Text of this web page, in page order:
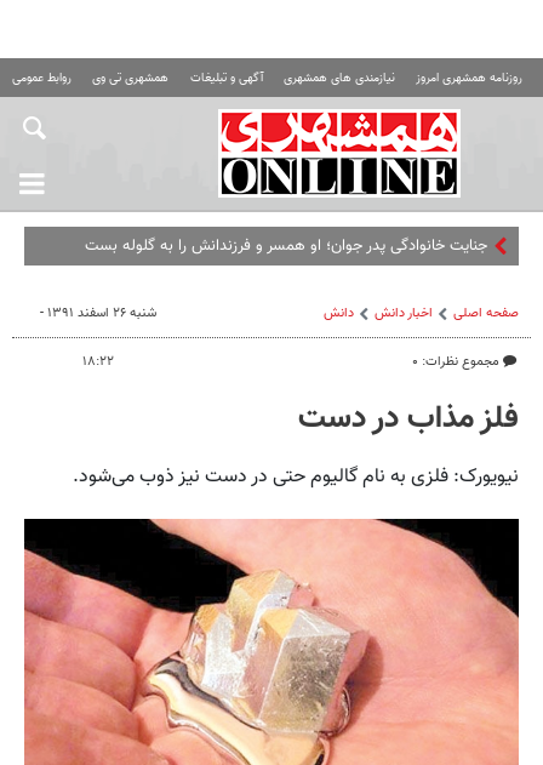
روزنامه همشهری امروز نیازمندی های همشهری آگهی و تبلیغات همشهری تی وی روابط عمومی
جنایت خانوادگی پدر جوان؛ او همسر و فرزندانش را به گلوله بست
صفحه اصلی اخبار دانش دانش
مجموع نظرات: ۰
شنبه ۲۶ اسفند ۱۳۹۱ -
۱۸:۲۲
فلز مذاب در دست
نیویورک: فلزی به نام گالیوم حتی در دست نیز ذوب می‌شود.